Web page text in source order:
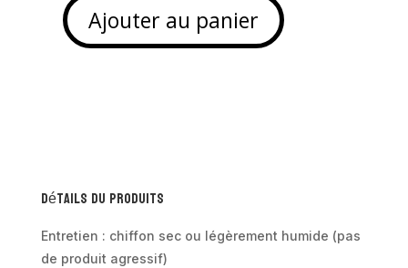
quantité
BROADWAY
Ajouter au panier
Détails du produits
Entretien : chiffon sec ou légèrement humide (pas
de produit agressif)